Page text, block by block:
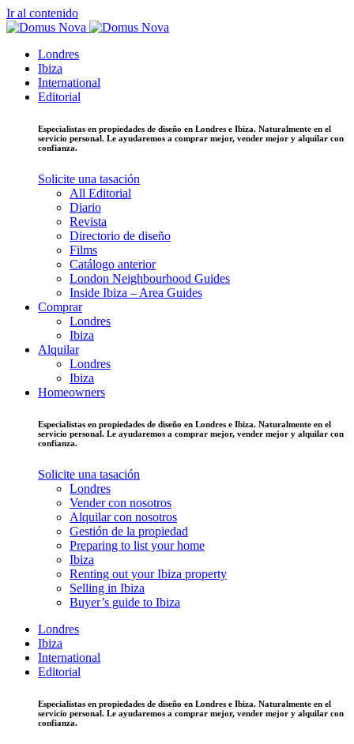
Ir al contenido
Londres
Ibiza
International
Editorial
Especialistas en propiedades de diseño en Londres e Ibiza. Naturalmente en el
servicio personal. Le ayudaremos a comprar mejor, vender mejor y alquilar con
confianza.
Solicite una tasación
All Editorial
Diario
Revista
Directorio de diseño
Films
Catálogo anterior
London Neighbourhood Guides
Inside Ibiza – Area Guides
Comprar
Londres
Ibiza
Alquilar
Londres
Ibiza
Homeowners
Especialistas en propiedades de diseño en Londres e Ibiza. Naturalmente en el
servicio personal. Le ayudaremos a comprar mejor, vender mejor y alquilar con
confianza.
Solicite una tasación
Londres
Vender con nosotros
Alquilar con nosotros
Gestión de la propiedad
Preparing to list your home
Ibiza
Renting out your Ibiza property
Selling in Ibiza
Buyer’s guide to Ibiza
Londres
Ibiza
International
Editorial
Especialistas en propiedades de diseño en Londres e Ibiza. Naturalmente en el
servicio personal. Le ayudaremos a comprar mejor, vender mejor y alquilar con
confianza.